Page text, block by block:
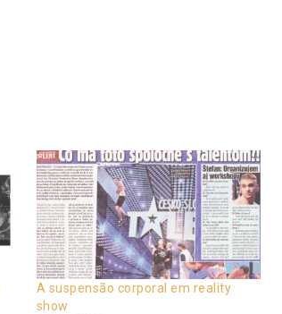
A suspensão corporal em reality
show